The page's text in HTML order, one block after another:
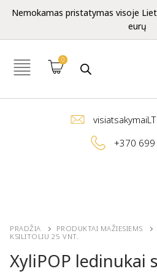
Nemokamas pristatymas visoje
eurų
0
+370
PRADŽIA PRODUKTAI MAŽIESIEMS
KSILITOLIU 25 VNT.
XyliPOP ledinukai